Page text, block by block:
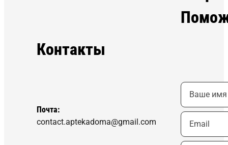
Контакты
Почта:
contact.aptekadoma@gmail.com